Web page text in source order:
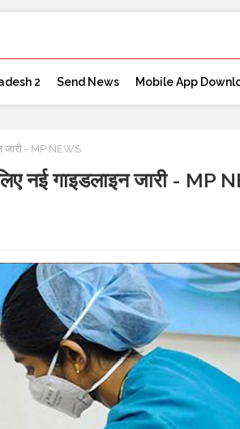
2 Send News Mobile App
जारी - MP NEWS
नई गाइडलाइन जारी - MP